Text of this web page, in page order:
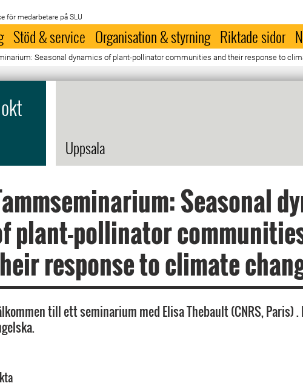
för medarbetare på SLU
Stöd & service Organisation & styrning Riktade sidor
Seasonal dynamics of plant-pollinator communities and their response to
okt
Uppsala
Seasonal
plant-pollinator
response to climate
till ett seminarium med Elisa Thebault (CNRS, Paris) .